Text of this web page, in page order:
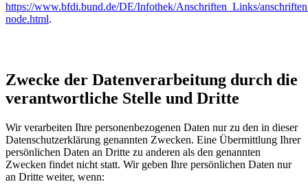
https://www.bfdi.bund.de/DE/Infothek/Anschriften_Links/
node.html.
Zwecke der Datenverarbeitung durch die
verantwortliche Stelle und Dritte
Wir verarbeiten Ihre personenbezogenen Daten nur zu den in dieser
Datenschutzerklärung genannten Zwecken. Eine Übermittlung Ihrer
persönlichen Daten an Dritte zu anderen als den genannten
Zwecken findet nicht statt. Wir geben Ihre persönlichen Daten nur
an Dritte weiter, wenn: